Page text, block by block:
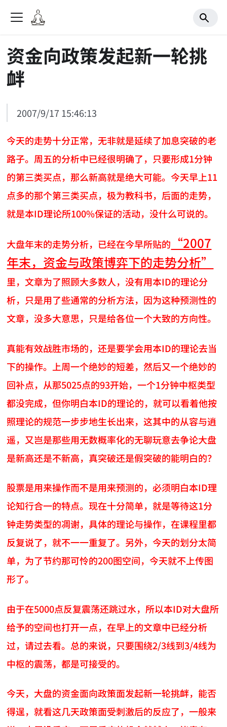
资金向政策发起新一轮挑
衅
2007/9/17 15:46:13
今天的走势十分正常，无非就是延续了加息突破的老
路子。周五的分析中已经很明确了，只要形成1分钟
的第三类买点，那么新高就是绝大可能。今天早上11
点多的那个第三类买点，极为教科书，后面的走势，
就是本ID理论所100%保证的活动，没什么可说的。
大盘年末的走势分析，已经在今早所贴的 “2007
年末，资金与政策博弈下的走势分析”
里，文章为了照顾大多数人，没有用本ID的理论分
析，只是用了些通常的分析方法，因为这种预测性的
文章，没多大意思，只是给各位一个大致的方向性。
真能有效战胜市场的，还是要学会用本ID的理论去当
下的操作。上周一个绝妙的短差，然后又一个绝妙的
回补点，从那5025点的93开始，一个1分钟中枢类型
都没完成，但你明白本ID的理论的，就可以看着他按
照理论的规范一步步地生长出来，这其中的从容与逍
遥，又岂是那些用无数概率化的无聊玩意去争论大盘
是新高还是不新高，真突破还是假突破的能明白的？
股票是用来操作而不是用来预测的，必须明白本ID理
论知行合一的特点。现在十分简单，就是等待这1分
钟走势类型的凋谢，具体的理论与操作，在课程里都
反复说了，就不一一重复了。另外，今天的划分太简
单，为了节约那可怜的200图空间，今天就不上传图
形了。
由于在5000点反复震荡还跳过水，所以本ID对大盘所
给予的空间也打开一点，在早上的文章中已经分析
过，请过去看。总的来说，只要围绕2/3线到3/4线为
中枢的震荡，都是可接受的。
今天，大盘的资金面向政策面发起新一轮挑衅，能否
得逞，就看这几天政策面受刺激后的反应了，一般来